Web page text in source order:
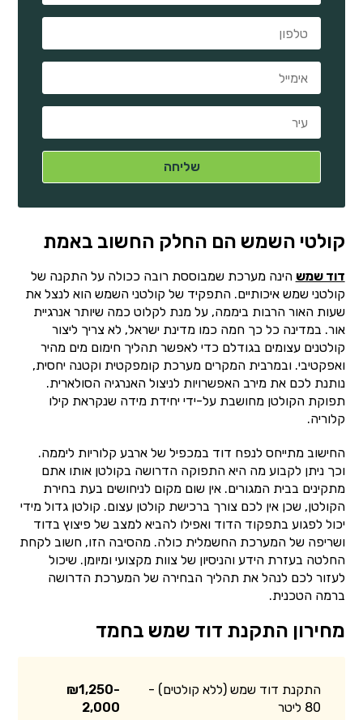
קולטי השמש הם החלק החשוב באמת
דוד שמש הינה מערכת שמבוססת רובה ככולה על התקנה של
קולטני שמש איכותיים. התפקיד של קולטני השמש הוא לנצל את
שעות האור הרבות ביממה, על מנת לקלוט כמה שיותר אנרגיית
אור. במדינה כל כך חמה כמו מדינת ישראל, לא צריך ליצור
קולטנים עצומים בגודלם כדי לאפשר תהליך חימום מים מהיר
ואפקטיבי. ובמרבית המקרים מערכת קומפקטית וקטנה יחסית,
נותנת לכם את מירב האפשרויות לניצול האנרגיה הסולארית.
תפוקת הקולטן מחושבת על-ידי יחידת מידה שנקראת קילו
קלוריה.
החישוב מתייחס לנפח דוד במכפיל של ארבע קלוריות ליממה.
וכך ניתן לקבוע מה היא התפוקה הדרושה בקולטן אותו אתם
מתקינים בבית המגורים. אין שום מקום לניחושים בעת בחירת
הקולטן, שכן אין לכם צורך ברכישת קולטן עצום. קולטן גדול מידי
יכול לפגוע בתפקוד הדוד ואפילו להביא למצב של פיצוץ בדוד
ושריפה של המערכת החשמלית כולה. מהסיבה הזו, חשוב לקחת
החלטה בעזרת הידע והניסיון של צוות מקצועי ומיומן. שיכול
לעזור לכם לנהל את תהליך הבחירה של המערכת הדרושה
ברמה הטכנית.
מחירון התקנת דוד שמש בחמד
התקנת דוד שמש (ללא קולטים) -
80 ליטר
₪1,250-
2,000